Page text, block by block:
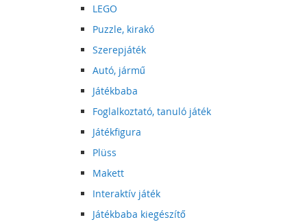
LEGO
Puzzle, kirakó
Szerepjáték
Autó, jármű
Játékbaba
Foglalkoztató, tanuló játék
Játékfigura
Plüss
Makett
Interaktív játék
Játékbaba kiegészítő